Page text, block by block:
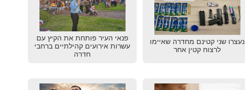
נעצרו שני קטינם מחדרה שאיימו
לרצוח קטין אחר
פנאי העיר פותחת את הקיץ עם
עשרות אירועים קהילתיים ברחבי
חדרה